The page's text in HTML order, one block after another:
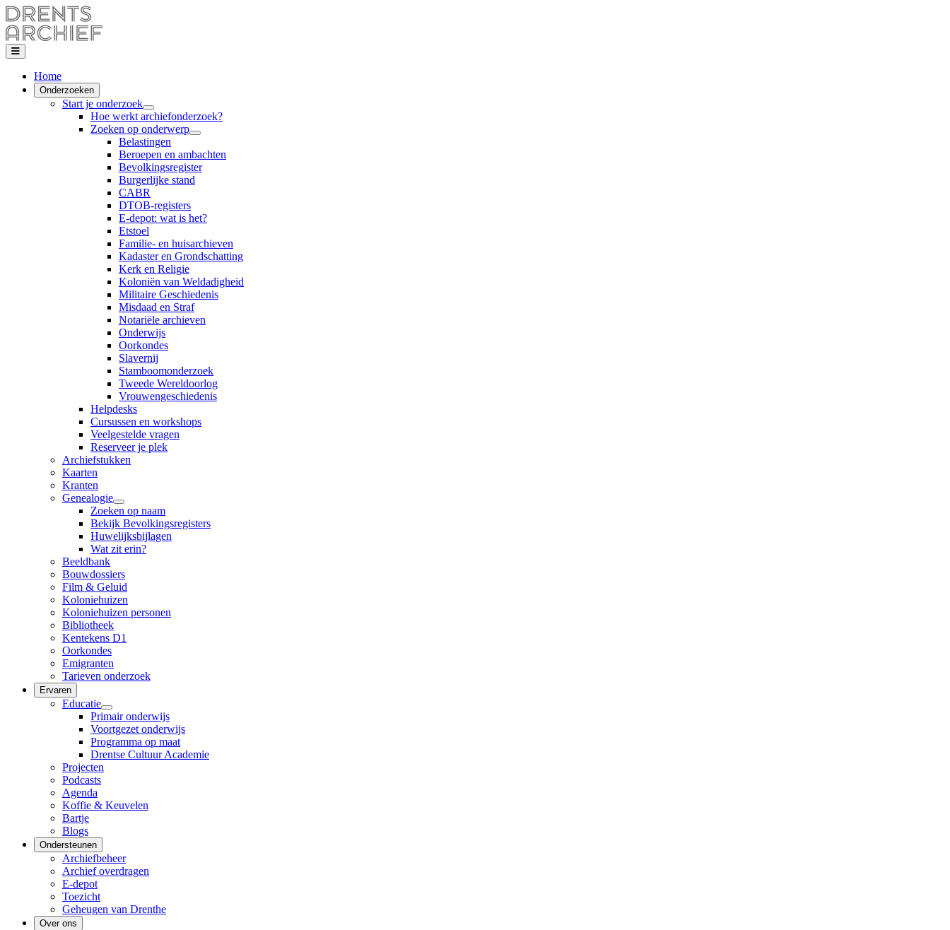
Home
Onderzoeken
Start je onderzoek
Hoe werkt archiefonderzoek?
Zoeken op onderwerp
Belastingen
Beroepen en ambachten
Bevolkingsregister
Burgerlijke stand
CABR
DTOB-registers
E-depot: wat is het?
Etstoel
Familie- en huisarchieven
Kadaster en Grondschatting
Kerk en Religie
Koloniën van Weldadigheid
Militaire Geschiedenis
Misdaad en Straf
Notariële archieven
Onderwijs
Oorkondes
Slavernij
Stamboomonderzoek
Tweede Wereldoorlog
Vrouwengeschiedenis
Helpdesks
Cursussen en workshops
Veelgestelde vragen
Reserveer je plek
Archiefstukken
Kaarten
Kranten
Genealogie
Zoeken op naam
Bekijk Bevolkingsregisters
Huwelijksbijlagen
Wat zit erin?
Beeldbank
Bouwdossiers
Film & Geluid
Koloniehuizen
Koloniehuizen personen
Bibliotheek
Kentekens D1
Oorkondes
Emigranten
Tarieven onderzoek
Ervaren
Educatie
Primair onderwijs
Voortgezet onderwijs
Programma op maat
Drentse Cultuur Academie
Projecten
Podcasts
Agenda
Koffie & Keuvelen
Bartje
Blogs
Ondersteunen
Archiefbeheer
Archief overdragen
E-depot
Toezicht
Geheugen van Drenthe
Over ons